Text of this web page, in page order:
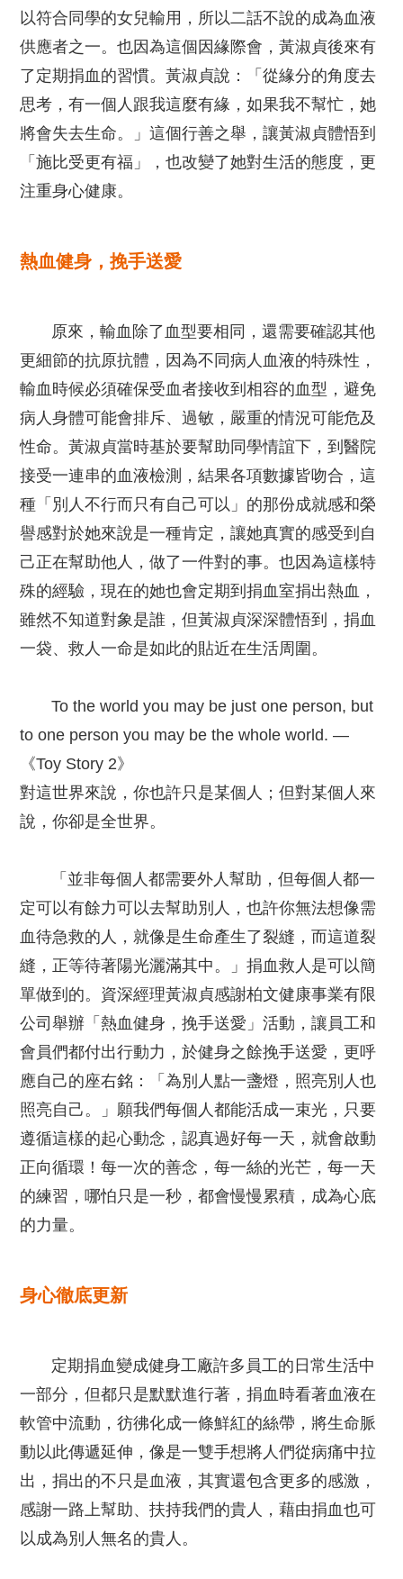
以符合同學的女兒輸用，所以二話不說的成為血液
供應者之一。也因為這個因緣際會，黃淑貞後來有
了定期捐血的習慣。黃淑貞說：「從緣分的角度去
思考，有一個人跟我這麼有緣，如果我不幫忙，她
將會失去生命。」這個行善之舉，讓黃淑貞體悟到
「施比受更有福」，也改變了她對生活的態度，更
注重身心健康。
熱血健身，挽手送愛
原來，輸血除了血型要相同，還需要確認其他
更細節的抗原抗體，因為不同病人血液的特殊性，
輸血時候必須確保受血者接收到相容的血型，避免
病人身體可能會排斥、過敏，嚴重的情況可能危及
性命。黃淑貞當時基於要幫助同學情誼下，到醫院
接受一連串的血液檢測，結果各項數據皆吻合，這
種「別人不行而只有自己可以」的那份成就感和榮
譽感對於她來說是一種肯定，讓她真實的感受到自
己正在幫助他人，做了一件對的事。也因為這樣特
殊的經驗，現在的她也會定期到捐血室捐出熱血，
雖然不知道對象是誰，但黃淑貞深深體悟到，捐血
一袋、救人一命是如此的貼近在生活周圍。
To the world you may be just one person, but
to one person you may be the whole world. —
《Toy Story 2》
對這世界來說，你也許只是某個人；但對某個人來
說，你卻是全世界。
「並非每個人都需要外人幫助，但每個人都一
定可以有餘力可以去幫助別人，也許你無法想像需
血待急救的人，就像是生命產生了裂縫，而這道裂
縫，正等待著陽光灑滿其中。」捐血救人是可以簡
單做到的。資深經理黃淑貞感謝柏文健康事業有限
公司舉辦「熱血健身，挽手送愛」活動，讓員工和
會員們都付出行動力，於健身之餘挽手送愛，更呼
應自己的座右銘：「為別人點一盞燈，照亮別人也
照亮自己。」願我們每個人都能活成一束光，只要
遵循這樣的起心動念，認真過好每一天，就會啟動
正向循環！每一次的善念，每一絲的光芒，每一天
的練習，哪怕只是一秒，都會慢慢累積，成為心底
的力量。
身心徹底更新
定期捐血變成健身工廠許多員工的日常生活中
一部分，但都只是默默進行著，捐血時看著血液在
軟管中流動，彷彿化成一條鮮紅的絲帶，將生命脈
動以此傳遞延伸，像是一雙手想將人們從病痛中拉
出，捐出的不只是血液，其實還包含更多的感激，
感謝一路上幫助、扶持我們的貴人，藉由捐血也可
以成為別人無名的貴人。